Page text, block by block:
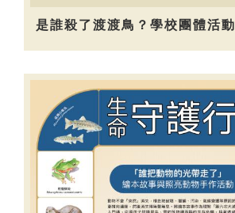
是誰殺了渡渡鳥？學校團體活動